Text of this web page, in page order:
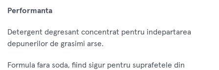
Performanta
Detergent degresant concentrat pentru indepartarea
depunerilor de grasimi arse.
Formula fara soda, fiind sigur pentru suprafetele din